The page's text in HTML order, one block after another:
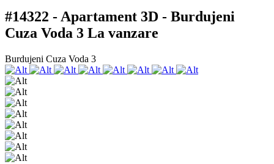
#14322 - Apartament 3D - Burdujeni
Cuza Voda 3 La vanzare
Burdujeni Cuza Voda 3